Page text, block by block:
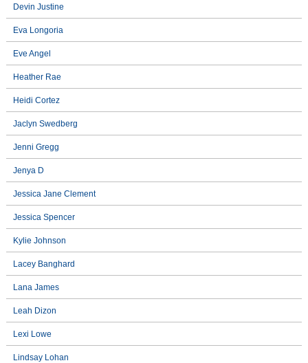
Devin Justine
Eva Longoria
Eve Angel
Heather Rae
Heidi Cortez
Jaclyn Swedberg
Jenni Gregg
Jenya D
Jessica Jane Clement
Jessica Spencer
Kylie Johnson
Lacey Banghard
Lana James
Leah Dizon
Lexi Lowe
Lindsay Lohan